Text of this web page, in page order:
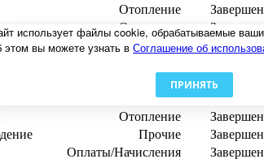
Отопление
Отопление
Завершена
Отопление
Сантехника
Завершена
Электричество
Завершена
Отопление
Прочие
Оплаты/Начисления
использует файлы cookie, обрабатываемые
этом вы можете узнать в Соглашение об
ПРИНЯТЬ